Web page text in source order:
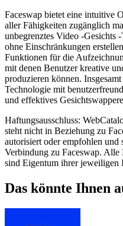
Faceswap bietet eine intuitive
aller Fähigkeiten zugänglich
unbegrenztes Video -Gesichts
ohne Einschränkungen
Funktionen für die
mit denen Benutzer kreative
produzieren können.
Technologie mit
und effektives
Haftungsausschluss:
steht nicht in Beziehung zu
autorisiert oder empfohlen
Verbindung zu Faceswap.
sind Eigentum ihrer jeweiligen
Das könnte Ihnen